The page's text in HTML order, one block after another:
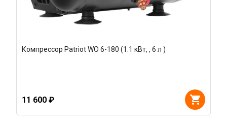
Компрессор Patriot WO 6-180 (1.1 кВт, , 6 л )
11 600 ₽